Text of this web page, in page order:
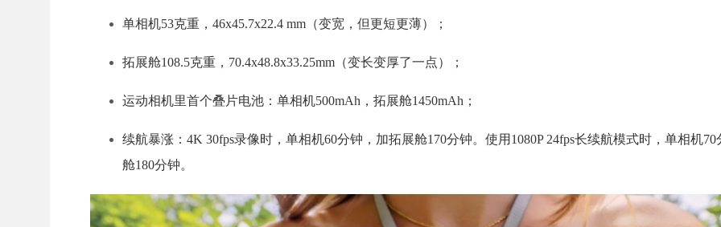
单相机53克重，46x45.7x22.4 mm（变宽，但更短更薄）；
拓展舱108.5克重，70.4x48.8x33.25mm（变长变厚了一点）；
运动相机里首个叠片电池：单相机500mAh，拓展舱1450mAh；
续航暴涨：4K 30fps录像时，单相机60分钟，加拓展舱170分钟。使用1080P 24fps长续航模式时，单相机
舱180分钟。